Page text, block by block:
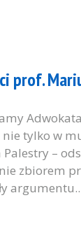
prof.
nie tylko w
–
zbiorem